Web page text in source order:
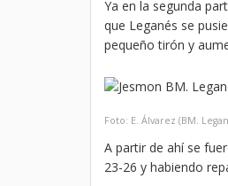
Ya en la segunda
que Leganés se
pequeño tirón y
Foto: E. Álvarez (BM.
A partir de ahí se
23-26 y habiendo